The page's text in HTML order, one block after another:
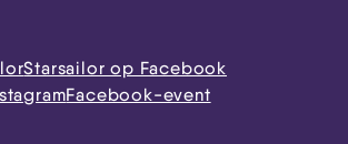
Starsailor op Facebook
Facebook-event